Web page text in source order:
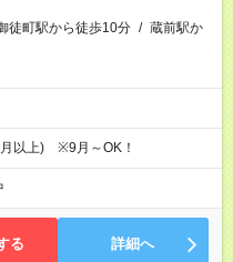
徒町駅から徒歩10分 / 蔵前駅か
以上) ※9月～OK！
る 詳細へ